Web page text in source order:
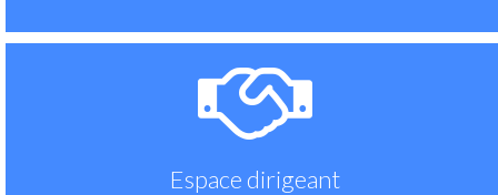
Espace dirigeant